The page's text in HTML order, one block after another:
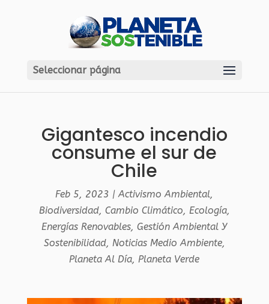
Seleccionar página
Gigantesco incendio
consume el sur de
Chile
Feb 5, 2023 |Activismo Ambiental,
Biodiversidad, Cambio Climático, Ecología,
Energías Renovables,Gestión Ambiental Y
Sostenibilidad, Noticias Medio Ambiente,
Planeta Al Día,Planeta Verde